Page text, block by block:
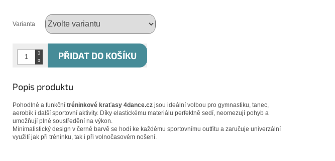
cena:
Varianta
PŘIDAT DO KOŠÍKU
Popis produktu
Pohodlné a funkční tréninkové kraťasy 4dance.cz jsou ideální volbou pro gymnastiku, tanec,
aerobik i další sportovní aktivity. Díky elastickému materiálu perfektně sedí, neomezují pohyb a
umožňují plné soustředění na výkon.
Minimalistický design v černé barvě se hodí ke každému sportovnímu outfitu a zaručuje univerzální
využití jak při tréninku, tak i při volnočasovém nošení.